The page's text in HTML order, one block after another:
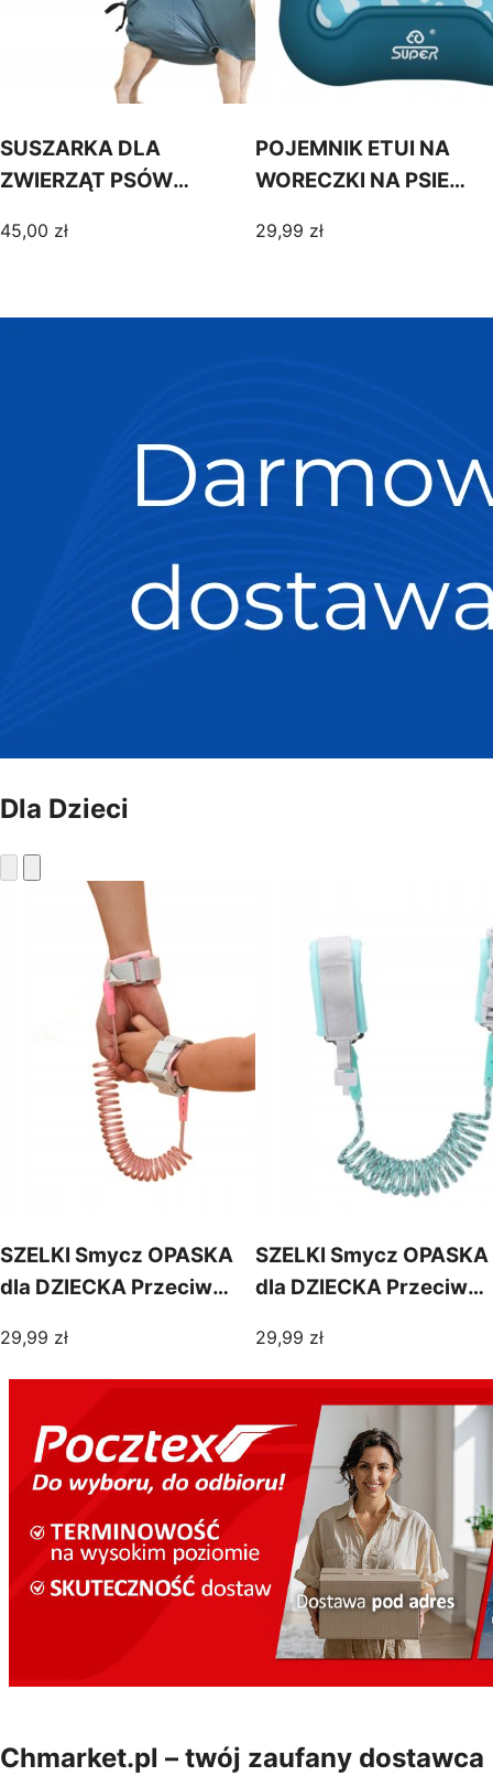
SUSZARKA DLA
ZWIERZĄT PSÓW
KOMBINEZON DO
45,00 zł
POJEMNIK ETUI NA
WORECZKI NA PSIE
3 ROLKI W ZESTAWIE
29,99 zł
Dla Dzieci
SZELKI Smycz OPASKA
dla DZIECKA Przeciw
KLUCZYK
BEZPIECZEŃSTWA
29,99 zł
SZELKI Smycz OPASKA
dla DZIECKA Przeciw
KLUCZYK
BEZPIECZEŃSTWA
29,99 zł
Chmarket.pl – twój zaufany dostawca